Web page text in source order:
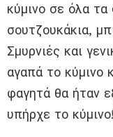
κύμινο σε όλα
σουτζουκάκια,
Σμυρνιές και
αγαπά το κύμινο
φαγητά θα ήταν
υπήρχε το κύμινο!